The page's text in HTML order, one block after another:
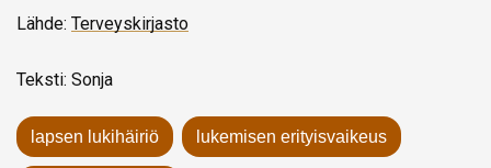
Lähde: Terveyskirjasto
Teksti: Sonja
lapsen lukihäiriö lukemisen erityisvaikeus